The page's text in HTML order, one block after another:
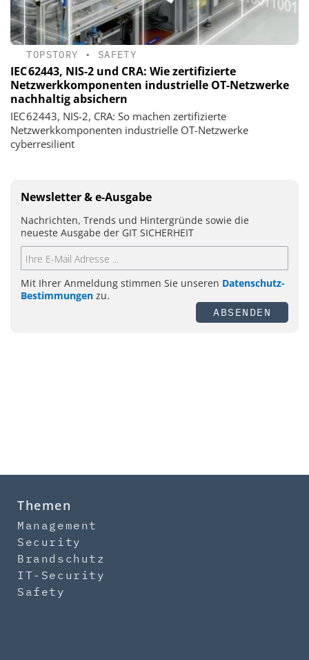
TOPSTORY • SAFETY
IEC 62443, NIS-2 und CRA: Wie zertifizierte
Netzwerkkomponenten industrielle OT-Netzwerke
nachhaltig absichern
IEC 62443, NIS-2, CRA: So machen zertifizierte
Netzwerkkomponenten industrielle OT-Netzwerke
cyberresilient
Newsletter & e-Ausgabe
Nachrichten, Trends und Hintergründe sowie die
neueste Ausgabe der GIT SICHERHEIT
Mit Ihrer Anmeldung stimmen Sie unseren Datenschutz-
Bestimmungen zu.
ABSENDEN
Themen
Management
Security
Brandschutz
IT-Security
Safety